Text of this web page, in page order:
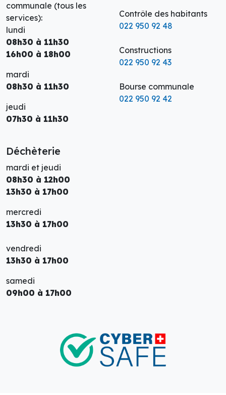
communale (tous les
services):
lundi
08h30 à 11h30
16h00 à 18h00
mardi
08h30 à 11h30
jeudi
07h30 à 11h30
Déchèterie
mardi et jeudi
08h30 à 12h00
13h30 à 17h00
mercredi
13h30 à 17h00
vendredi
13h30 à 17h00
samedi
09h00 à 17h00
Contrôle des habitants
022 950 92 48
Constructions
022 950 92 43
Bourse communale
022 950 92 42